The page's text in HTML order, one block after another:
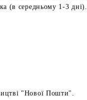
(в середньому 1-3 дні).
"Нової Пошти".